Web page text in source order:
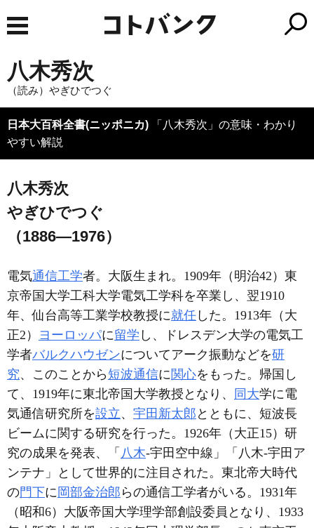
八木秀次
（読み）やぎひでつぐ
日本大百科全書(ニッポニカ) 「八木秀次」の意味・わかり
やすい解説
八木秀次
やぎひでつぐ
（1886―1976）
電気通信工学者。大阪生まれ。1909年（明治42）東
京帝国大学工科大学電気工学科を卒業し、翌1910
年、仙台高等工業学校教授に就任 した。1913年（大
正2） ヨーロッパに留学 し、ドレスデン大学の電気工
学者バルクハウゼンについてアーク振動などを研
究、このことから短波通信に関心をもった。帰国し
て、1919年に東北帝国大学教授となり、
同大学に電
気通信研究所を設立、 宇田新太郎 とともに、短波長
ビームに関する研究を行った。1926年（大正15）研
究の成果を発表、「 八木‐宇田空中線」「八木‐宇田ア
ンテナ」として世界的に注目された。東北帝大時代
の門下に 岡部金治郎 らの通信工学者がいる。1931年
（昭和6）大阪帝国大学理学部創設委員となり、1933